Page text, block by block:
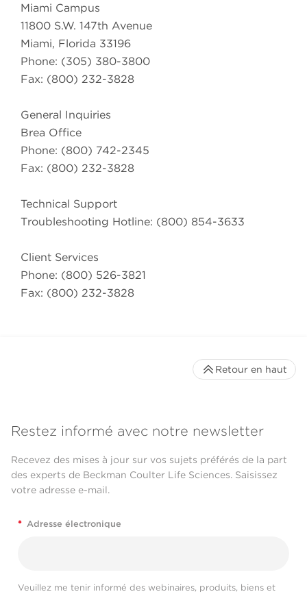
Miami Campus
11800 S.W. 147th Avenue
Miami, Florida 33196
Phone: (305) 380-3800
Fax: (800) 232-3828
General Inquiries
Brea Office
Phone: (800) 742-2345
Fax: (800) 232-3828
Technical Support
Troubleshooting Hotline: (800) 854-3633
Client Services
Phone: (800) 526-3821
Fax: (800) 232-3828
Restez informé avec notre newsletter
Recevez des mises à jour sur vos sujets préférés de la part
des experts de Beckman Coulter Life Sciences. Saisissez
votre adresse e-mail.
* Adresse électronique
Veuillez me tenir informé des webinaires, produits, biens et
Retour en haut